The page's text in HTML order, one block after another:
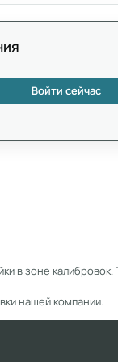
Войти сейчас
в зоне
нашей компании.